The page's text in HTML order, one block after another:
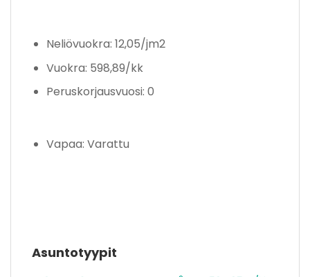
Asuntotyypit
Neliövuokra: 12,05/jm2
Vuokra: 598,89/kk
Peruskorjausvuosi: 0
Vapaa: Varattu